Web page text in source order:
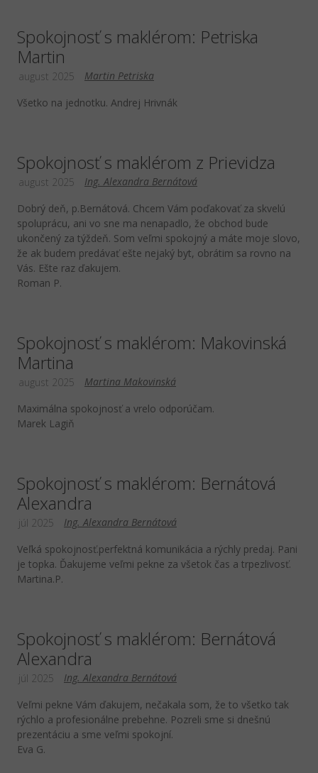
Spokojnosť s maklérom: Petriska
Martin
Martin Petriska
august 2025
Všetko na jednotku. Andrej Hrivnák
Spokojnosť s maklérom z Prievidza
Ing. Alexandra Bernátová
august 2025
Dobrý deň, p.Bernátová. Chcem Vám poďakovať za skvelú
spoluprácu, ani vo sne ma nenapadlo, že obchod bude
ukončený za týždeň. Som veľmi spokojný a máte moje slovo,
že ak budem predávať ešte nejaký byt, obrátim sa rovno na
Vás. Ešte raz ďakujem.
Roman P.
Spokojnosť s maklérom: Makovinská
Martina
Martina Makovinská
august 2025
Maximálna spokojnosť a vrelo odporúčam.
Marek Lagiň
Spokojnosť s maklérom: Bernátová
Alexandra
Ing. Alexandra Bernátová
júl 2025
Veľká spokojnosť.perfektná komunikácia a rýchly predaj. Pani
je topka. Ďakujeme veľmi pekne za všetok čas a trpezlivosť.
Martina.P.
Spokojnosť s maklérom: Bernátová
Alexandra
Ing. Alexandra Bernátová
júl 2025
Veľmi pekne Vám ďakujem, nečakala som, že to všetko tak
rýchlo a profesionálne prebehne. Pozreli sme si dnešnú
prezentáciu a sme veľmi spokojní.
Eva G.